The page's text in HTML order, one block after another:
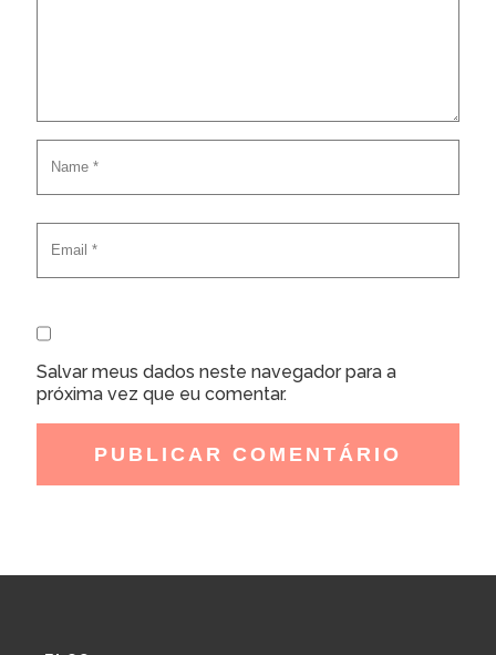
Salvar meus dados neste navegador para a
próxima vez que eu comentar.